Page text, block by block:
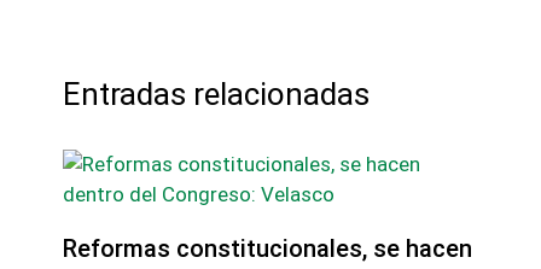
Entradas relacionadas
Reformas constitucionales, se hacen